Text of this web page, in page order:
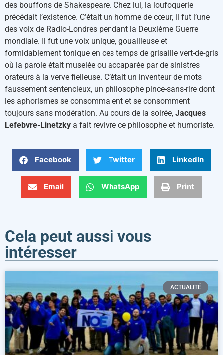
des bouffons de Shakespeare. Chez lui, la loufoquerie
précédait l’existence. C’était un homme de cœur, il fut l’une
des voix de Radio-Londres pendant la Deuxième Guerre
mondiale. Il fut une voix unique, gouailleuse et
formidablement tonique en ces temps de grisaille vert-de-gris
où la parole était muselée ou accaparée par de sinistres
orateurs à la verve fielleuse. C’était un inventeur de mots
faussement sentencieux, un philosophe pince-sans-rire dont
les aphorismes se consommaient et se consomment
toujours sans modération. Au cours de la soirée, Jacques
Lefebvre-Linetzky a fait revivre ce philosophe et humoriste.
Facebook Twitter LinkedIn
Email WhatsApp Print
Cela peut aussi vous
intéresser
ACTUALITÉ